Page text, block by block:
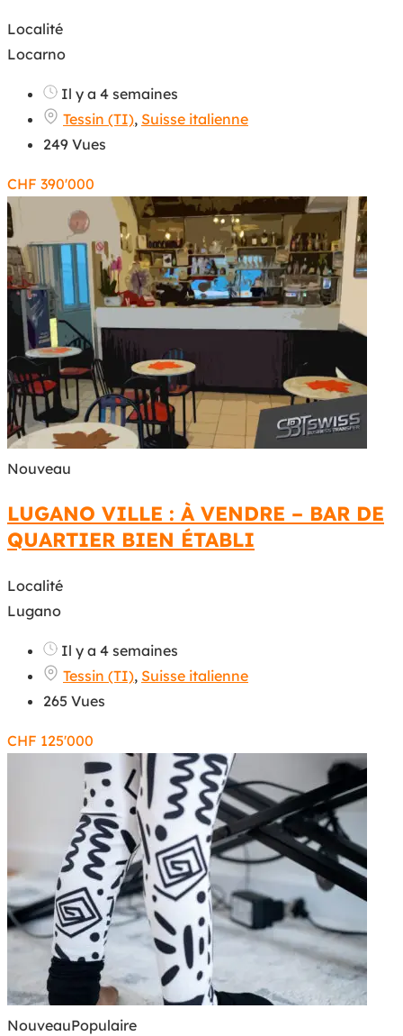
Localité
Locarno
Il y a 4 semaines
Tessin (TI), Suisse italienne
249 Vues
CHF 390'000
Nouveau
LUGANO VILLE : À VENDRE – BAR DE
QUARTIER BIEN ÉTABLI
Localité
Lugano
Il y a 4 semaines
Tessin (TI), Suisse italienne
265 Vues
CHF 125'000
NouveauPopulaire